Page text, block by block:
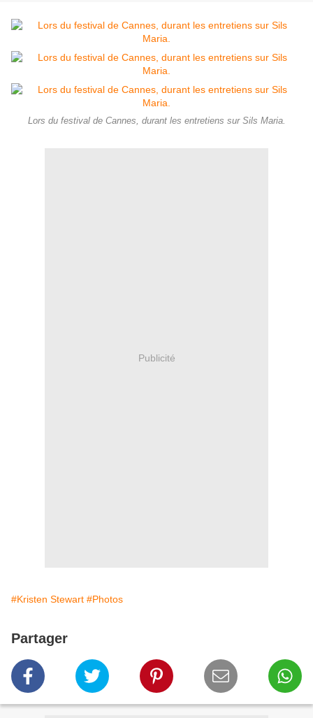
Lors du festival de Cannes, durant les entretiens sur Sils Maria.
Publicité
#Kristen Stewart #Photos
Partager